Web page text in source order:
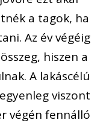
a tagok, ha
Az év végéig
hiszen a
A lakáscélú
viszont
végén fennálló